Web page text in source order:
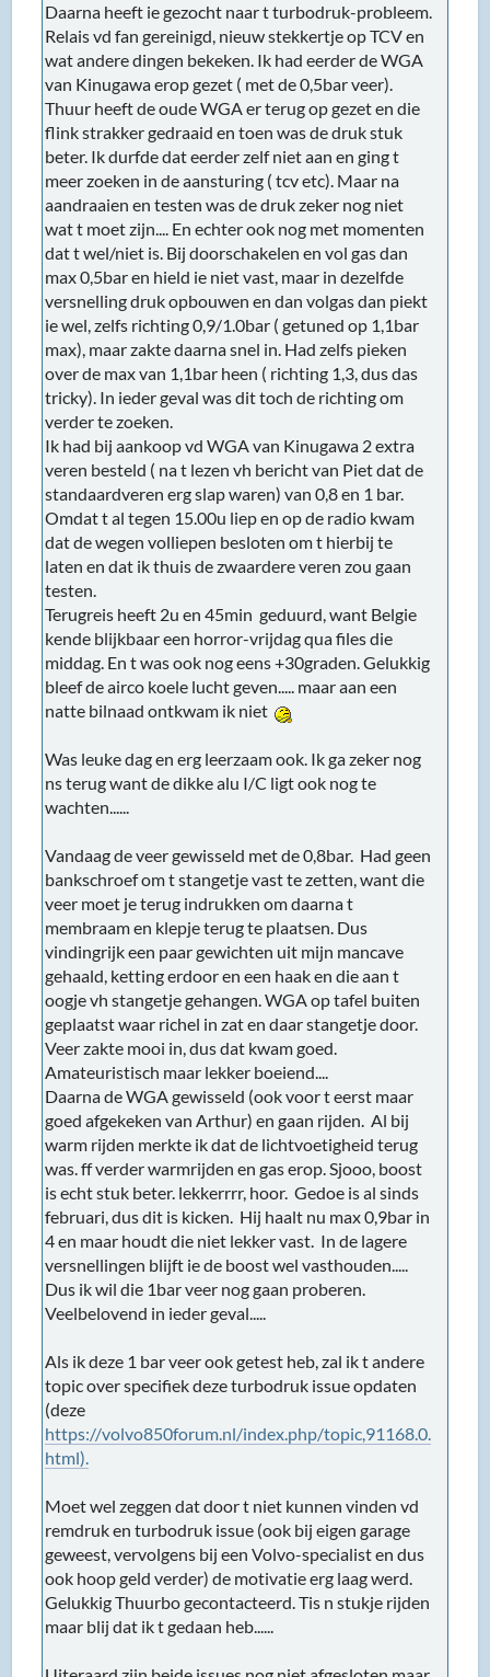
Daarna heeft ie gezocht naar t turbodruk-probleem.
Relais vd fan gereinigd, nieuw stekkertje op TCV en
wat andere dingen bekeken. Ik had eerder de WGA
van Kinugawa erop gezet ( met de 0,5bar veer).
Thuur heeft de oude WGA er terug op gezet en die
flink strakker gedraaid en toen was de druk stuk
beter. Ik durfde dat eerder zelf niet aan en ging t
meer zoeken in de aansturing ( tcv etc). Maar na
aandraaien en testen was de druk zeker nog niet
wat t moet zijn.... En echter ook nog met momenten
dat t wel/niet is. Bij doorschakelen en vol gas dan
max 0,5bar en hield ie niet vast, maar in dezelfde
versnelling druk opbouwen en dan volgas dan piekt
ie wel, zelfs richting 0,9/1.0bar ( getuned op 1,1bar
max), maar zakte daarna snel in. Had zelfs pieken
over de max van 1,1bar heen ( richting 1,3, dus das
tricky). In ieder geval was dit toch de richting om
verder te zoeken.
Ik had bij aankoop vd WGA van Kinugawa 2 extra
veren besteld ( na t lezen vh bericht van Piet dat de
standaardveren erg slap waren) van 0,8 en 1 bar.
Omdat t al tegen 15.00u liep en op de radio kwam
dat de wegen volliepen besloten om t hierbij te
laten en dat ik thuis de zwaardere veren zou gaan
testen.
Terugreis heeft 2u en 45min geduurd, want Belgie
kende blijkbaar een horror-vrijdag qua files die
middag. En t was ook nog eens +30graden. Gelukkig
bleef de airco koele lucht geven..... maar aan een
natte bilnaad ontkwam ik niet
Was leuke dag en erg leerzaam ook. Ik ga zeker nog
ns terug want de dikke alu I/C ligt ook nog te
wachten......
Vandaag de veer gewisseld met de 0,8bar. Had geen
bankschroef om t stangetje vast te zetten, want die
veer moet je terug indrukken om daarna t
membraam en klepje terug te plaatsen. Dus
vindingrijk een paar gewichten uit mijn mancave
gehaald, ketting erdoor en een haak en die aan t
oogje vh stangetje gehangen. WGA op tafel buiten
geplaatst waar richel in zat en daar stangetje door.
Veer zakte mooi in, dus dat kwam goed.
Amateuristisch maar lekker boeiend....
Daarna de WGA gewisseld (ook voor t eerst maar
goed afgekeken van Arthur) en gaan rijden. Al bij
warm rijden merkte ik dat de lichtvoetigheid terug
was. ff verder warmrijden en gas erop. Sjooo, boost
is echt stuk beter. lekkerrrr, hoor. Gedoe is al sinds
februari, dus dit is kicken. Hij haalt nu max 0,9bar in
4 en maar houdt die niet lekker vast. In de lagere
versnellingen blijft ie de boost wel vasthouden.....
Dus ik wil die 1bar veer nog gaan proberen.
Veelbelovend in ieder geval.....
Als ik deze 1 bar veer ook getest heb, zal ik t andere
topic over specifiek deze turbodruk issue opdaten
(deze
https://volvo850forum.nl/index.php/topic,91168.0.
html).
Moet wel zeggen dat door t niet kunnen vinden vd
remdruk en turbodruk issue (ook bij eigen garage
geweest, vervolgens bij een Volvo-specialist en dus
ook hoop geld verder) de motivatie erg laag werd.
Gelukkig Thuurbo gecontacteerd. Tis n stukje rijden
maar blij dat ik t gedaan heb......